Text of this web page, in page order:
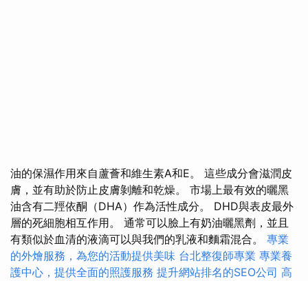
油的保濕作用來自蘆薈和維生素A和E。 這些成分會滋潤皮
膚，並有助於防止皮膚剝離和乾燥。 市場上最有效的曬黑
油含有二羥依酮（DHA）作為活性成分。 DHD與表皮最外
層的死細胞相互作用。 通常可以臉上有奶油曬黑劑，並且
有類似於血清的液滴可以與我們的乳液和麵霜混合。 專業
的外燴服務，為您的活動提供美味 台北整復師專業 專業養
護中心，提供全面的照護服務 提升網站排名的SEO公司 高